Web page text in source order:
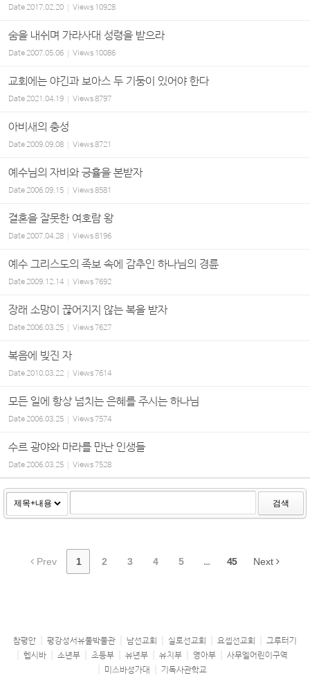
Date2017.02.20 Views 10928
숨을 내쉬며 가라사대 성령을 받으라
Date2007.05.06 Views 10086
교회에는 야긴과 보아스 두 기둥이 있어야 한다
Date2021.04.19 Views8797
아비새의 충성
Date2009.09.08 Views8721
예수님의 자비와 긍휼을 본받자
Date2006.09.15 Views8581
결혼을 잘못한 여호람 왕
Date2007.04.28 Views8196
예수 그리스도의 족보 속에 감추인 하나님의 경륜
Date2009.12.14 Views7692
장래 소망이 끊어지지 않는 복을 받자
Date2006.03.25 Views7627
복음에 빚진 자
Date2010.03.22 Views7614
모든 일에 항상 넘치는 은혜를 주시는 하나님
Date2006.03.25 Views7574
수르 광야와 마라를 만난 인생들
Date2006.03.25 Views7528
검색
Prev 1 2 3 4 5 ... 45 Next
참평안 평강성서유물박물관 남선교회 실로선교회 요셉선교회
그루터기
헵시바
소년부 초등부 유년부 유치부 영아부
사무엘어린이구역
미스바성가대
기독사관학교